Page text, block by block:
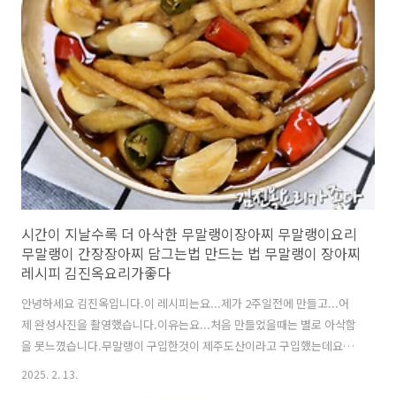
시간이 지날수록 더 아삭한 무말랭이장아찌 무말랭이요리
무말랭이 간장장아찌 담그는법 만드는 법 무말랭이 장아찌
레시피 김진옥요리가좋다
안녕하세요 김진옥입니다.이 레시피는요...제가 2주일전에 만들고...어
제 완성사진을 촬영했습니다.이유는요...처음 만들었을때는 별로 아삭함
을 못느꼈습니다.무말랭이 구입한것이 제주도산이라고 구입했는데요...
설명이 좀 길어지는데요.. 지난달에 여러분께 무말랭이무침 소개했잖아
2025. 2. 13.